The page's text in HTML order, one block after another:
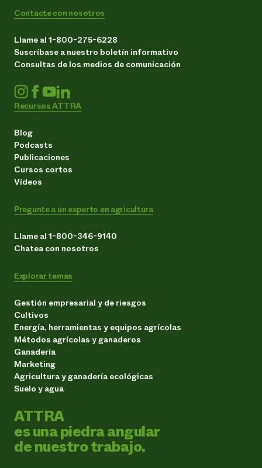
Contacte con nosotros
Llame al 1-800-275-6228
Suscríbase a nuestro boletín informativo
Consultas de los medios de comunicación
Recursos ATTRA
Blog
Podcasts
Publicaciones
Cursos cortos
Vídeos
Pregunte a un experto en agricultura
Llame al 1-800-346-9140
Chatea con nosotros
Explorar temas
Gestión empresarial y de riesgos
Cultivos
Energía, herramientas y equipos agrícolas
Métodos agrícolas y ganaderos
Ganadería
Marketing
Agricultura y ganadería ecológicas
Suelo y agua
ATTRA
es una piedra angular
de nuestro trabajo.